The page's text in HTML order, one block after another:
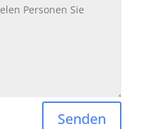
Senden